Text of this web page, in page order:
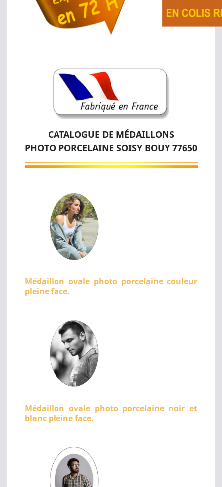
CATALOGUE DE MÉDAILLONS
PHOTO PORCELAINE SOISY BOUY 77650
Médaillon ovale photo porcelaine couleur
pleine face.
Médaillon ovale photo porcelaine noir et
blanc pleine face.